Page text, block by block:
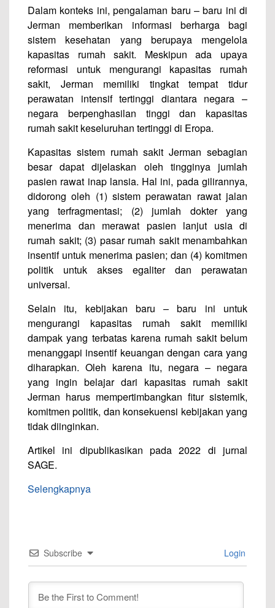
Dalam konteks ini, pengalaman baru – baru ini di
Jerman memberikan informasi berharga bagi
sistem kesehatan yang berupaya mengelola
kapasitas rumah sakit. Meskipun ada upaya
reformasi untuk mengurangi kapasitas rumah
sakit, Jerman memiliki tingkat tempat tidur
perawatan intensif tertinggi diantara negara –
negara berpenghasilan tinggi dan kapasitas
rumah sakit keseluruhan tertinggi di Eropa.
Kapasitas sistem rumah sakit Jerman sebagian
besar dapat dijelaskan oleh tingginya jumlah
pasien rawat inap lansia. Hal ini, pada gilirannya,
didorong oleh (1) sistem perawatan rawat jalan
yang terfragmentasi; (2) jumlah dokter yang
menerima dan merawat pasien lanjut usia di
rumah sakit; (3) pasar rumah sakit menambahkan
insentif untuk menerima pasien; dan (4) komitmen
politik untuk akses egaliter dan perawatan
universal.
Selain itu, kebijakan baru – baru ini untuk
mengurangi kapasitas rumah sakit memiliki
dampak yang terbatas karena rumah sakit belum
menanggapi insentif keuangan dengan cara yang
diharapkan. Oleh karena itu, negara – negara
yang ingin belajar dari kapasitas rumah sakit
Jerman harus mempertimbangkan fitur sistemik,
komitmen politik, dan konsekuensi kebijakan yang
tidak diinginkan.
Artikel ini dipublikasikan pada 2022 di jurnal
SAGE.
Selengkapnya
Subscribe Login